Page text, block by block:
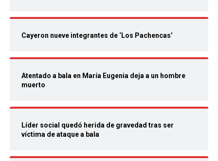
Cayeron nueve integrantes de ‘Los Pachencas’
Atentado a bala en María Eugenia deja a un hombre
muerto
Líder social quedó herida de gravedad tras ser
víctima de ataque a bala